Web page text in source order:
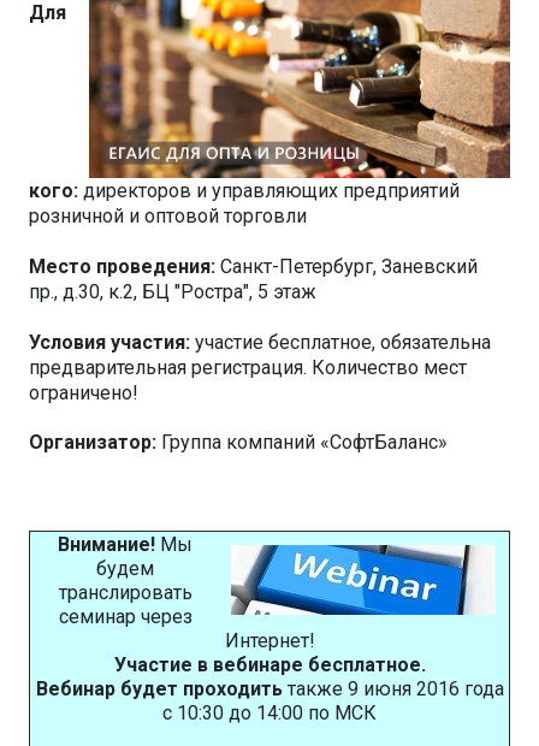
Для
кого: директоров и управляющих предприятий
розничной и оптовой торговли
Место проведения: Санкт-Петербург, Заневский
пр., д.30, к.2, БЦ "Ростра", 5 этаж
Условия участия: участие бесплатное, обязательна
предварительная регистрация. Количество мест
ограничено!
Организатор: Группа компаний «СофтБаланс»
Внимание! Мы
будем
транслировать
семинар через
Интернет!
Участие в вебинаре бесплатное.
Вебинар будет проходитьтакже 9 июня 2016 года
c 10:30 до 14:00 по МСК